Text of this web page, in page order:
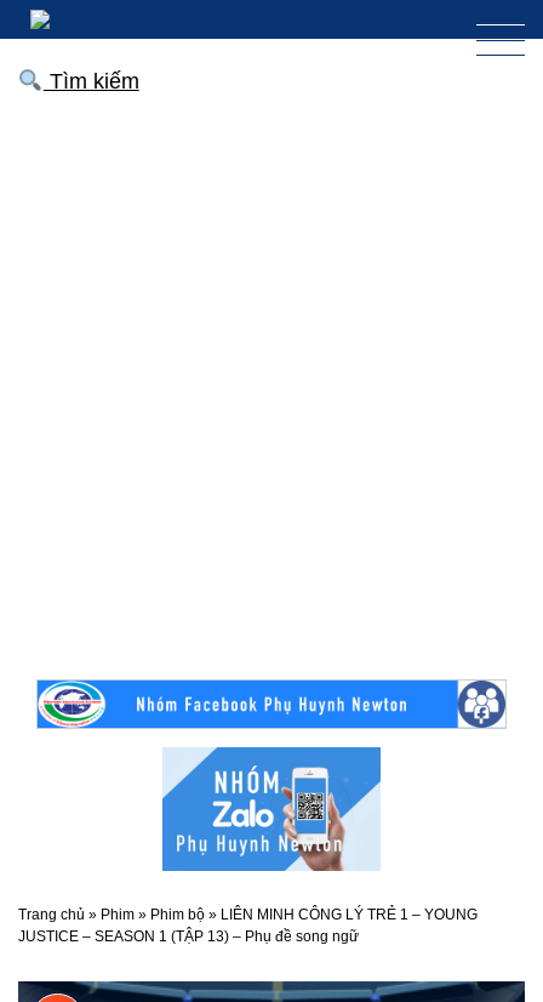
Tìm kiếm
Trang chủ » Phim » Phim bộ » LIÊN MINH CÔNG LÝ TRẺ 1 – YOUNG
JUSTICE – SEASON 1 (TẬP 13) – Phụ đề song ngữ